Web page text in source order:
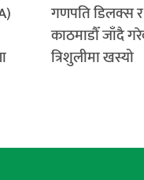
गणपति डिलक्स र
काठमाडौँ जाँदै
त्रिशुलीमा खस्यो